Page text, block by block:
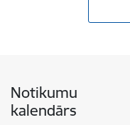
Notikumu
kalendārs